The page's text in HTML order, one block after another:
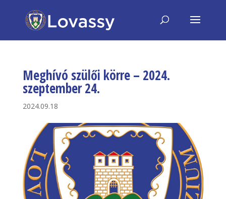
Meghívó szülői körre – 2024.
szeptember 24.
2024.09.18